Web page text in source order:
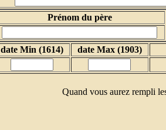
Prénom du père
date Min (1614) date Max (1903)
Quand vous aurez rempli